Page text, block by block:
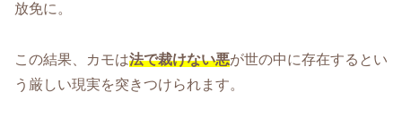
放免に。
この結果、カモは法で裁けない悪が世の中に存在するとい
う厳しい現実を突きつけられます。